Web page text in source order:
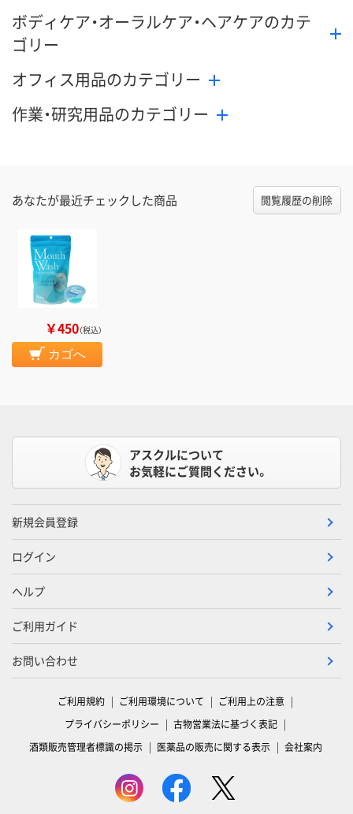
ボディケア・オーラルケア・ヘアケアのカテ
ゴリー
オフィス用品のカテゴリー
作業・研究用品のカテゴリー
あなたが最近チェックした商品 閲覧履歴の削除
￥450（税込）
カゴへ
アスクルについて
お気軽にご質問ください。
新規会員登録
ログイン
ヘルプ
ご利用ガイド
お問い合わせ
ご利用規約 ご利用環境について
ご利用上の注意
プライバシーポリシー
古物営業法に基づく表記
酒類販売管理者標識の掲示
医薬品の販売に関する表示 会社案内